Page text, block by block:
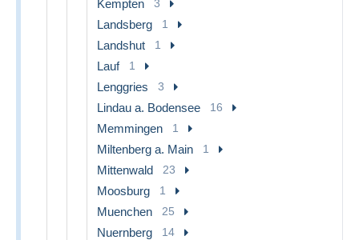
Kempten 3
Landsberg 1
Landshut 1
Lauf 1
Lenggries 3
Lindau a. Bodensee 16
Memmingen 1
Miltenberg a. Main 1
Mittenwald 23
Moosburg 1
Muenchen 25
Nuernberg 14